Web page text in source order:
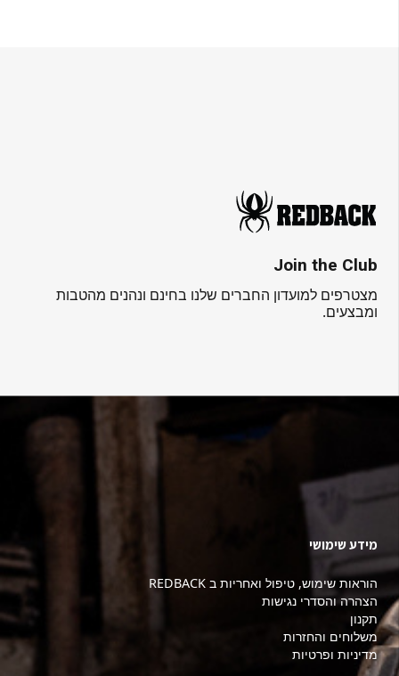
Join the Club
מצטרפים למועדון החברים שלנו בחינם ונהנים מהטבות
ומבצעים.
מידע שימושי
הוראות שימוש, טיפול ואחריות ב REDBACK
הצהרה והסדרי נגישות
תקנון
משלוחים והחזרות
מדיניות ופרטיות